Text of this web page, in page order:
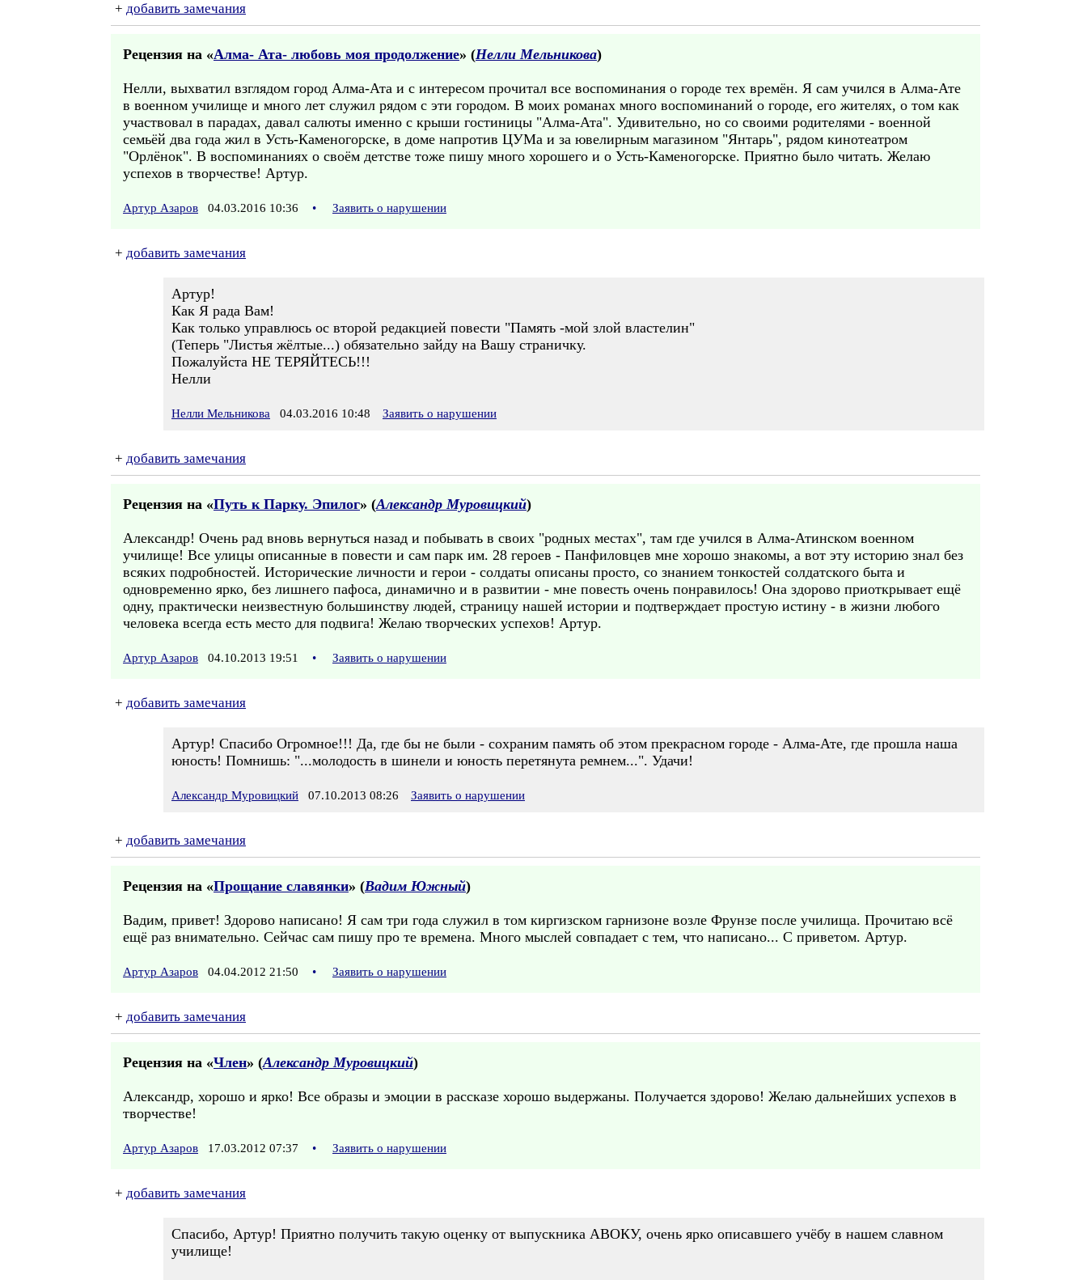
+ добавить замечания
Рецензия на «Алма- Ата- любовь моя продолжение» (Нелли Мельникова)
Нелли, выхватил взглядом город Алма-Ата и с интересом прочитал все воспоминания о городе тех времён. Я сам учился в Алма-Ате
в военном училище и много лет служил рядом с эти городом. В моих романах много воспоминаний о городе, его жителях, о том как
участвовал в парадах, давал салюты именно с крыши гостиницы "Алма-Ата". Удивительно, но со своими родителями - военной
семьёй два года жил в Усть-Каменогорске, в доме напротив ЦУМа и за ювелирным магазином "Янтарь", рядом кинотеатром
"Орлёнок". В воспоминаниях о своём детстве тоже пишу много хорошего и о Усть-Каменогорске. Приятно было читать. Желаю
успехов в творчестве! Артур.
Артур Азаров 04.03.2016 10:36 • Заявить о нарушении
+ добавить замечания
Артур!
Как Я рада Вам!
Как только управлюсь ос второй редакцией повести "Память -мой злой властелин"
(Теперь "Листья жёлтые...) обязательно зайду на Вашу страничку.
Пожалуйста НЕ ТЕРЯЙТЕСЬ!!!
Нелли
Нелли Мельникова 04.03.2016 10:48 Заявить о нарушении
+ добавить замечания
Рецензия на «Путь к Парку. Эпилог» (Александр Муровицкий)
Александр! Очень рад вновь вернуться назад и побывать в своих "родных местах", там где учился в Алма-Атинском военном
училище! Все улицы описанные в повести и сам парк им. 28 героев - Панфиловцев мне хорошо знакомы, а вот эту историю знал без
всяких подробностей. Исторические личности и герои - солдаты описаны просто, со знанием тонкостей солдатского быта и
одновременно ярко, без лишнего пафоса, динамично и в развитии - мне повесть очень понравилось! Она здорово приоткрывает ещё
одну, практически неизвестную большинству людей, страницу нашей истории и подтверждает простую истину - в жизни любого
человека всегда есть место для подвига! Желаю творческих успехов! Артур.
Артур Азаров 04.10.2013 19:51 • Заявить о нарушении
+ добавить замечания
Артур! Спасибо Огромное!!! Да, где бы не были - сохраним память об этом прекрасном городе - Алма-Ате, где прошла наша
юность! Помнишь: "...молодость в шинели и юность перетянута ремнем...". Удачи!
Александр Муровицкий 07.10.2013 08:26 Заявить о нарушении
+ добавить замечания
Рецензия на «Прощание славянки» (Вадим Южный)
Вадим, привет! Здорово написано! Я сам три года служил в том киргизском гарнизоне возле Фрунзе после училища. Прочитаю всё
ещё раз внимательно. Сейчас сам пишу про те времена. Много мыслей совпадает с тем, что написано... С приветом. Артур.
Артур Азаров 04.04.2012 21:50 • Заявить о нарушении
+ добавить замечания
Рецензия на «Член» (Александр Муровицкий)
Александр, хорошо и ярко! Все образы и эмоции в рассказе хорошо выдержаны. Получается здорово! Желаю дальнейших успехов в
творчестве!
Артур Азаров 17.03.2012 07:37 • Заявить о нарушении
+ добавить замечания
Спасибо, Артур! Приятно получить такую оценку от выпускника АВОКУ, очень ярко описавшего учёбу в нашем славном
училище!